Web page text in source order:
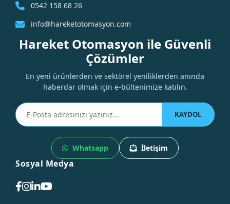
0542 158 68 26
info@hareketotomasyon.com
Hareket Otomasyon ile Güvenli
Çözümler
En yeni ürünlerden ve sektörel yeniliklerden anında
haberdar olmak için e-bültenimize katılın.
KAYDOL
Whatsapp İletişim
Sosyal Medya